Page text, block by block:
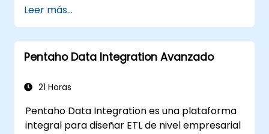
Leer más...
Pentaho Data Integration Avanzado
21 Horas
Pentaho Data Integration es una plataforma
integral para diseñar ETL de nivel empresarial